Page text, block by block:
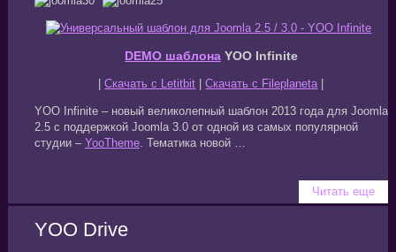
DEMO шаблонаYOO Infinite
|Скачать с Letitbit |Скачать с Fileplaneta|
YOO Infinite – новый великолепный шаблон 2013 года для Joomla
2.5 с поддержкой Joomla 3.0 от одной из самых популярной
студии – YooTheme. Тематика новой …
Читать еще
YOO Drive